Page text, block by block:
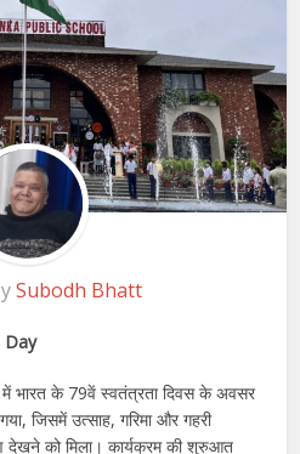
Subodh Bhatt
Day
में भारत के 79वें स्वतंत्रता दिवस के अवसर
जिसमें उत्साह, गरिमा और गहरी
देखने को मिला। कार्यक्रम की शुरुआत